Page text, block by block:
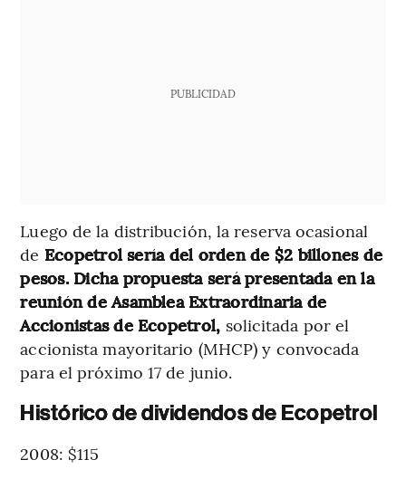
PUBLICIDAD
Luego de la distribución, la reserva ocasional
de Ecopetrol sería del orden de $2 billones de
pesos. Dicha propuesta será presentada en la
reunión de Asamblea Extraordinaria de
Accionistas de Ecopetrol, solicitada por el
accionista mayoritario (MHCP) y convocada
para el próximo 17 de junio.
Histórico de dividendos de Ecopetrol
2008: $115